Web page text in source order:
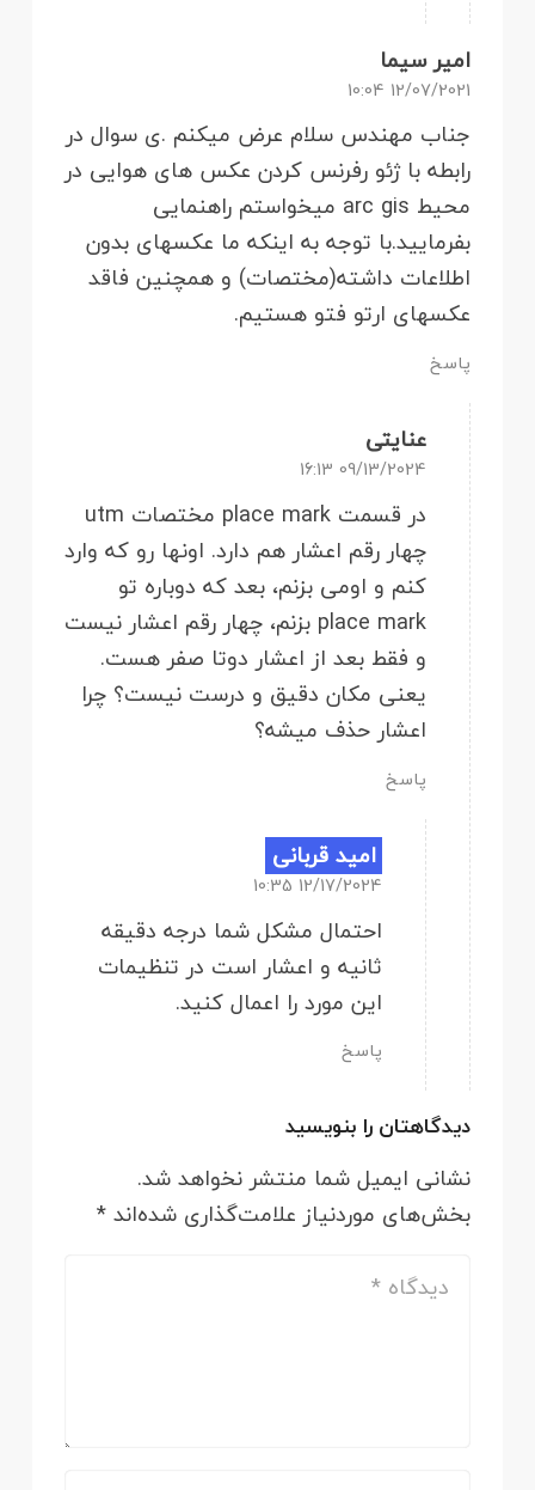
امیر سیما
12/07/2021 10:04
جناب مهندس سلام عرض میکنم .ی سوال در
رابطه با ژئو رفرنس کردن عکس های هوایی در
محیط arc gis میخواستم راهنمایی
بفرمایید.با توجه به اینکه ما عکسهای بدون
اطلاعات داشته(مختصات) و همچنین فاقد
عکسهای ارتو فتو هستیم.
پاسخ
عنایتی
09/13/2024 16:13
در قسمت place mark مختصات utm
چهار رقم اعشار هم دارد. اونها رو که وارد
کنم و اومی بزنم، بعد که دوباره تو
place mark بزنم، چهار رقم اعشار نیست
و فقط بعد از اعشار دوتا صفر هست.
یعنی مکان دقیق و درست نیست؟ چرا
اعشار حذف میشه؟
پاسخ
امید قربانی
12/17/2024 10:35
احتمال مشکل شما درجه دقیقه
ثانیه و اعشار است در تنظیمات
این مورد را اعمال کنید.
پاسخ
دیدگاهتان را بنویسید
نشانی ایمیل شما منتشر نخواهد شد.
بخش‌های موردنیاز علامت‌گذاری شده‌اند*